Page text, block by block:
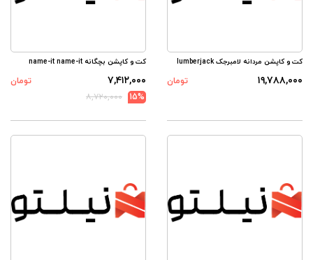
کت و کاپشن مردانه لامبرجک lumberjack
۱۹,۷۸۸,۰۰۰ تومان
کت و کاپشن بچگانه name-it name-it
۷,۴۱۲,۰۰۰
تومان
15%
۸,۷۲۰,۰۰۰